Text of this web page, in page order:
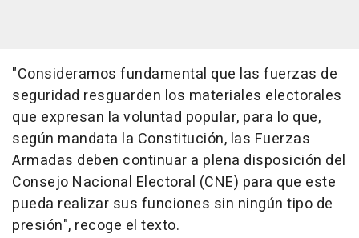
"Consideramos fundamental que las fuerzas de
seguridad resguarden los materiales electorales
que expresan la voluntad popular, para lo que,
según mandata la Constitución, las Fuerzas
Armadas deben continuar a plena disposición del
Consejo Nacional Electoral (CNE) para que este
pueda realizar sus funciones sin ningún tipo de
presión", recoge el texto.